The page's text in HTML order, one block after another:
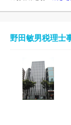
野田敏男税理士